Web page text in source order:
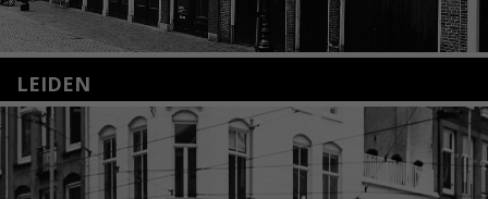
LEIDEN
Nieuwstraat 35
2312 KA Leiden
+31(0)71 – 52 84 480
info@kunsthuisleiden.nl